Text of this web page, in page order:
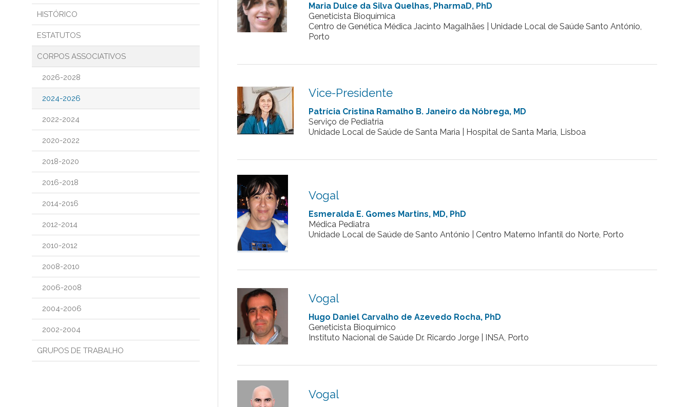
HISTÓRICO
ESTATUTOS
CORPOS ASSOCIATIVOS
2026-2028
2024-2026
2022-2024
2020-2022
2018-2020
2016-2018
2014-2016
2012-2014
2010-2012
2008-2010
2006-2008
2004-2006
2002-2004
GRUPOS DE TRABALHO
Maria Dulce da Silva Quelhas, PharmaD, PhD
Geneticista Bioquímica
Centro de Genética Médica Jacinto Magalhães | Unidade Local de Saúde Santo António,
Porto
Vice-Presidente
Patrícia Cristina Ramalho B. Janeiro da Nóbrega, MD
Serviço de Pediatria
Unidade Local de Saúde de Santa Maria | Hospital de Santa Maria, Lisboa
Vogal
Esmeralda E. Gomes Martins, MD, PhD
Médica Pediatra
Unidade Local de Saúde de Santo António | Centro Materno Infantil do Norte, Porto
Vogal
Hugo Daniel Carvalho de Azevedo Rocha, PhD
Geneticista Bioquímico
Instituto Nacional de Saúde Dr. Ricardo Jorge | INSA, Porto
Vogal